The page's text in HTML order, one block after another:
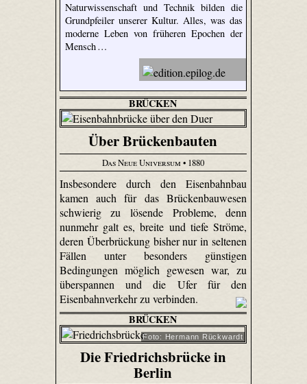
Naturwissenschaft und Technik bilden die
Grundpfeiler unserer Kultur. Alles, was das
moderne Leben von früheren Epochen der
Mensch …
BRÜCKEN
Über Brückenbauten
Das Neue Universum • 1880
Insbesondere durch den Eisenbahnbau
kamen auch für das Brückenbauwesen
schwierig zu lösende Probleme, denn
nunmehr galt es, breite und tiefe Ströme,
deren Überbrückung bisher nur in seltenen
Fällen unter besonders günstigen
Bedingungen möglich gewesen war, zu
überspannen und die Ufer für den
Eisenbahnverkehr zu verbinden.
BRÜCKEN
Foto: Hermann Rückwardt
Die Friedrichsbrücke in
Berlin